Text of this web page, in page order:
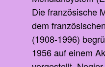
Die französische
dem
(1908-1996)
1956 auf einem